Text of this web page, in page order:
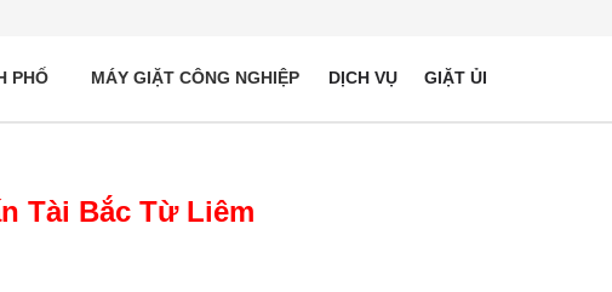
PHỐ MÁY GIẶT CÔNG NGHIỆP DỊCH VỤ GIẶT ỦI
Tài Bắc Từ Liêm